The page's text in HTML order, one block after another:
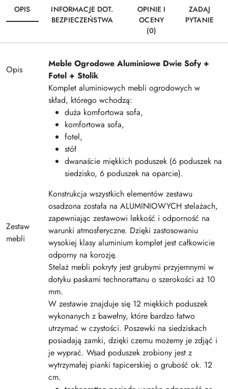
OPIS
INFORMACJE DOT.
BEZPIECZEŃSTWA
OPINIE I
OCENY
(0)
ZADAJ
PYTANIE
Opis
Meble Ogrodowe Aluminiowe Dwie Sofy +
Fotel + Stolik
Zestaw
mebli
Komplet aluminiowych mebli ogrodowych w
skład, którego wchodzą:
duża komfortowa sofa,
komfortowa sofa,
fotel,
stół
dwanaście miękkich poduszek (6 poduszek na
siedzisko, 6 poduszek na oparcie).
Konstrukcja wszystkich elementów zestawu
osadzona została na ALUMINIOWYCH stelażach,
zapewniając zestawowi lekkość i odporność na
warunki atmosferyczne. Dzięki zastosowaniu
wysokiej klasy aluminium komplet jest całkowicie
odporny na korozję.
Stelaż mebli pokryty jest grubymi przyjemnymi w
dotyku paskami technorattanu o szerokości aż 10
mm.
W zestawie znajduje się 12 miękkich poduszek
wykonanych z bawełny, które bardzo łatwo
utrzymać w czystości. Poszewki na siedziskach
posiadają zamki, dzięki czemu możemy je zdjąć i
je wyprać. Wsad poduszek zrobiony jest z
wytrzymałej pianki tapicerskiej o grubość ok. 12
cm.